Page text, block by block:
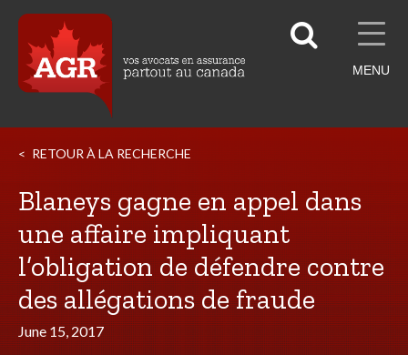
MENU
RETOUR À LA RECHERCHE
Blaneys gagne en appel dans
une affaire impliquant
l’obligation de défendre contre
des allégations de fraude
June 15, 2017